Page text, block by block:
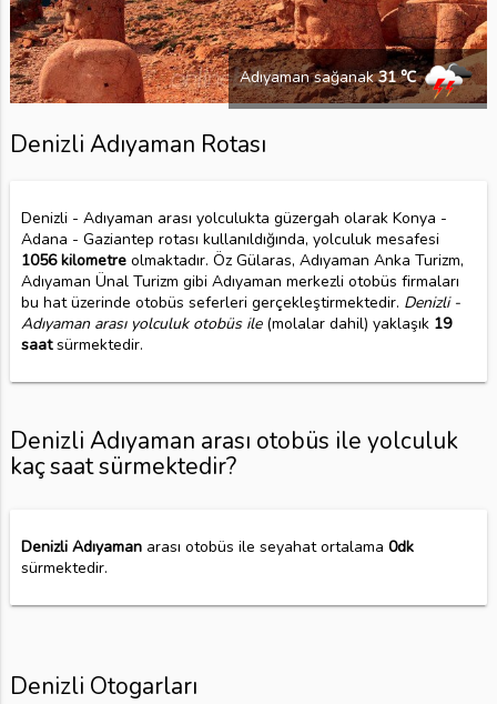
Adıyaman sağanak31 ℃
Denizli Adıyaman Rotası
Denizli - Adıyaman arası yolculukta güzergah olarak Konya -
Adana - Gaziantep rotası kullanıldığında, yolculuk mesafesi
1056 kilometreolmaktadır. Öz Gülaras, Adıyaman Anka Turizm,
Adıyaman Ünal Turizm gibi Adıyaman merkezli otobüs firmaları
bu hat üzerinde otobüs seferleri gerçekleştirmektedir. Denizli -
Adıyaman arası yolculuk otobüs ile(molalar dahil) yaklaşık 19
saatsürmektedir.
Denizli Adıyaman arası otobüs ile yolculuk
kaç saat sürmektedir?
Denizli Adıyamanarası otobüs ile seyahat ortalama 0dk
sürmektedir.
Denizli Otogarları